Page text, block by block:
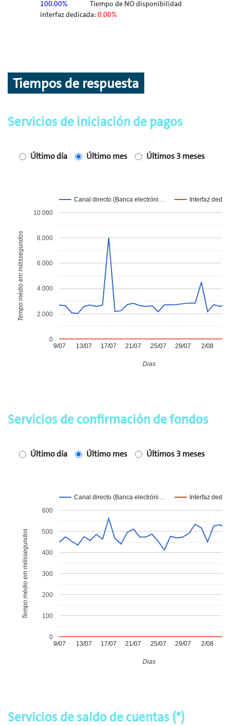
100.00%
Tiempo de NO disponibilidad
interfaz dedicada: 0.00%
Tiempos de respuesta
Servicios de iniciación de pagos
Último día Último mes Últimos 3 meses
Canal directo (Banca electróni… Interfaz
9/07 13/07 17/07 21/07 25/07 29/07 2/08
0
2.000
4.000
6.000
8.000
10.000
Dias
Tempo médio em milissegundos
Servicios de confirmación de fondos
Último día Último mes Últimos 3 meses
Canal directo (Banca electróni… Interfaz
9/07 13/07 17/07 21/07 25/07 29/07 2/08
0
100
200
300
400
500
600
Dias
Tempo médio em milissegundos
Servicios de saldo de cuentas (*)